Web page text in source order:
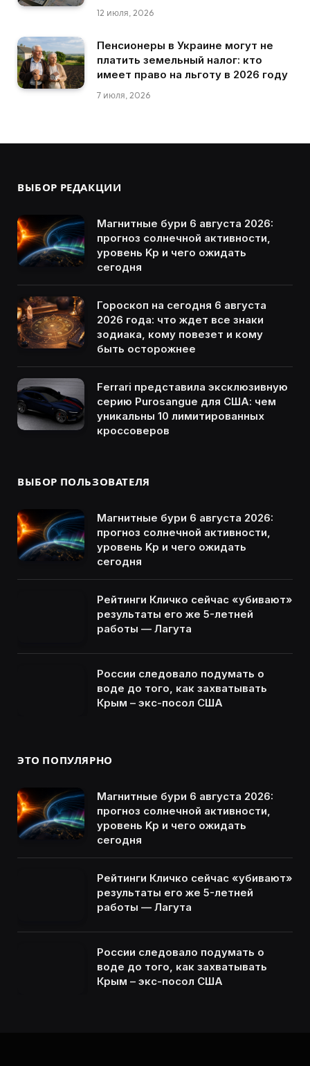
12 июля, 2026
Пенсионеры в Украине могут не
платить земельный налог: кто
имеет право на льготу в 2026 году
7 июля, 2026
ВЫБОР РЕДАКЦИИ
Магнитные бури 6 августа 2026:
прогноз солнечной активности,
уровень Kp и чего ожидать
сегодня
Гороскоп на сегодня 6 августа
2026 года: что ждет все знаки
зодиака, кому повезет и кому
быть осторожнее
Ferrari представила эксклюзивную
серию Purosangue для США: чем
уникальны 10 лимитированных
кроссоверов
ВЫБОР ПОЛЬЗОВАТЕЛЯ
Магнитные бури 6 августа 2026:
прогноз солнечной активности,
уровень Kp и чего ожидать
сегодня
Рейтинги Кличко сейчас «убивают»
результаты его же 5-летней
работы — Лагута
России следовало подумать о
воде до того, как захватывать
Крым – экс-посол США
ЭТО ПОПУЛЯРНО
Магнитные бури 6 августа 2026:
прогноз солнечной активности,
уровень Kp и чего ожидать
сегодня
Рейтинги Кличко сейчас «убивают»
результаты его же 5-летней
работы — Лагута
России следовало подумать о
воде до того, как захватывать
Крым – экс-посол США